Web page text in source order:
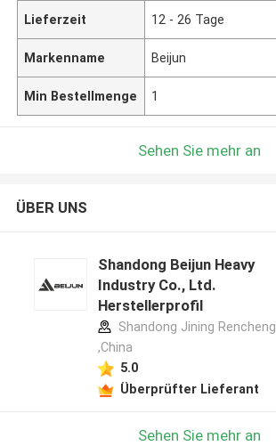
Lieferzeit 12 - 26 Tage
Markenname Beijun
Min Bestellmenge 1
Sehen Sie mehr an
ÜBER UNS
Shandong Beijun Heavy
Industry Co., Ltd.
Herstellerprofil
Shandong Jining Rencheng
,China
5.0
Überprüfter Lieferant
Sehen Sie mehr an